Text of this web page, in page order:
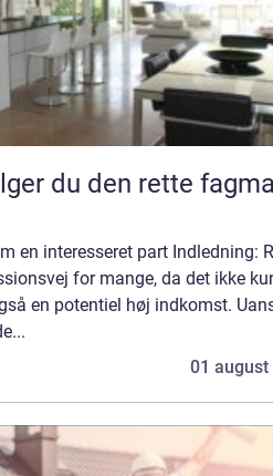
en interesseret part Indledning:
for mange, da det ikke
en potentiel høj indkomst.
01 august